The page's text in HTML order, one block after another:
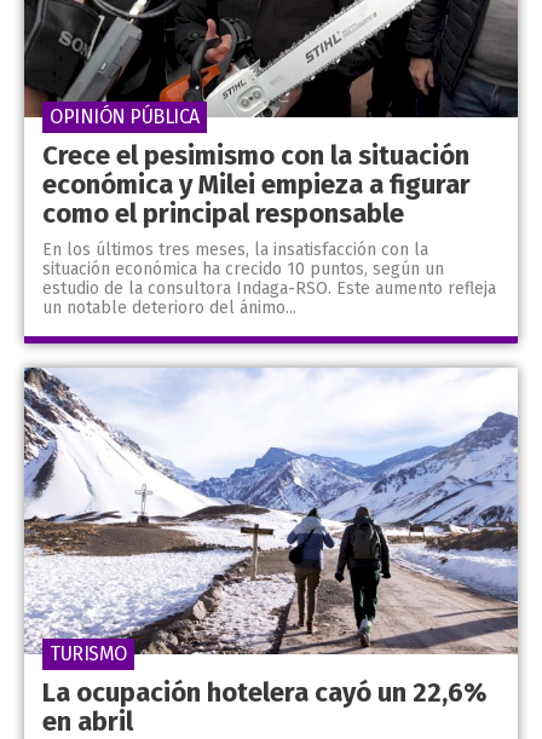
Crece el pesimismo con la situación
económica y Milei empieza a figurar
como el principal responsable
En los últimos tres meses, la insatisfacción con la
situación económica ha crecido 10 puntos, según un
estudio de la consultora Indaga-RSO. Este aumento refleja
un notable deterioro del ánimo...
OPINIÓN PÚBLICA
La ocupación hotelera cayó un 22,6%
en abril
TURISMO